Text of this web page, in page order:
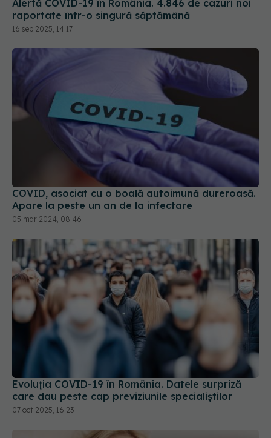
Alertă COVID-19 în România. 4.846 de cazuri noi
raportate într-o singură săptămână
16 sep 2025, 14:17
COVID, asociat cu o boală autoimună dureroasă.
Apare la peste un an de la infectare
05 mar 2024, 08:46
Evoluția COVID-19 în România. Datele surpriză
care dau peste cap previziunile specialiștilor
07 oct 2025, 16:23